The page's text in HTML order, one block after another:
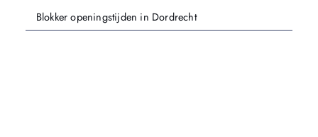
Blokker openingstijden in Dordrecht